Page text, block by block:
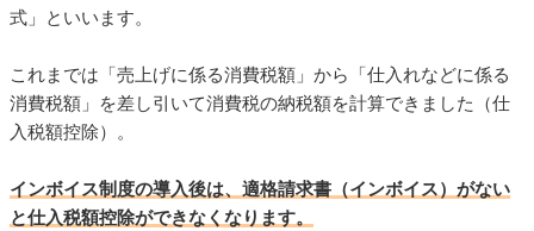
式」といいます。
これまでは「売上げに係る消費税額」から「仕入れなどに係る
消費税額」を差し引いて消費税の納税額を計算できました（仕
入税額控除）。
インボイス制度の導入後は、適格請求書（インボイス）がない
と仕入税額控除ができなくなります。